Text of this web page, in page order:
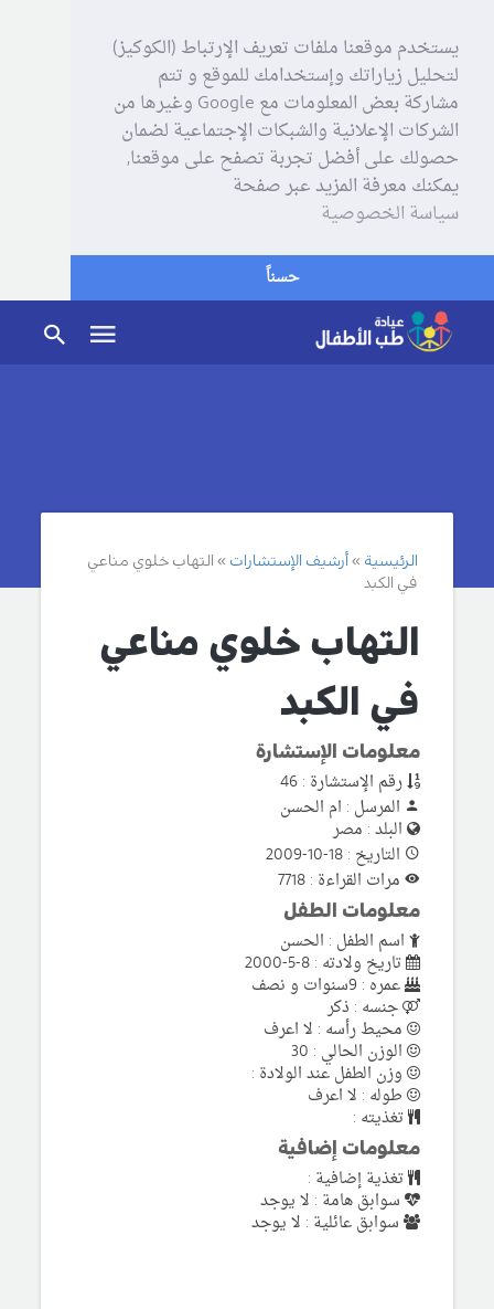
يستخدم موقعنا ملفات تعريف الإرتباط (الكوكيز)
لتحليل زياراتك وإستخدامك للموقع و تتم
مشاركة بعض المعلومات مع Google وغيرها من
الشركات الإعلانية والشبكات الإجتماعية لضمان
حصولك على أفضل تجربة تصفح على موقعنا,
يمكنك معرفة المزيد عبر صفحة
سياسة الخصوصية
حسناً
الرئيسية أرشيف الإستشارات
التهاب خلوي مناعي
في الكبد
التهاب خلوي مناعي
في الكبد
معلومات الإستشارة
رقم الإستشارة : 46
المرسل : ام الحسن
البلد : مصر
التاريخ : 18-10-2009
مرات القراءة : 7718
معلومات الطفل
اسم الطفل : الحسن
تاريخ ولادته : 8-5-2000
عمره : 9سنوات و نصف
جنسه : ذكر
محيط رأسه : لا اعرف
الوزن الحالي : 30
وزن الطفل عند الولادة :
طوله : لا اعرف
تغذيته :
معلومات إضافية
تغذية إضافية :
سوابق هامة : لا يوجد
سوابق عائلية : لا يوجد